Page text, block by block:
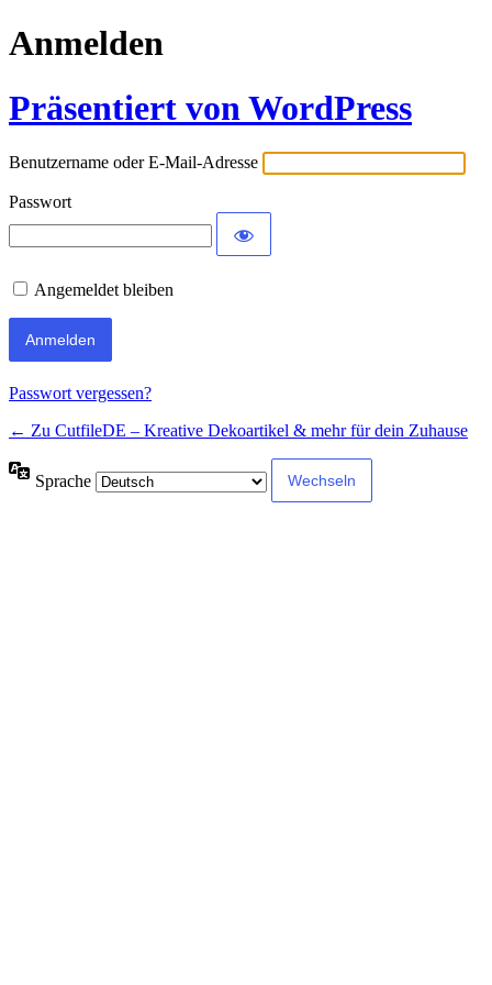
Anmelden
Präsentiert von WordPress
Benutzername oder E-Mail-Adresse
Passwort
Angemeldet bleiben
Passwort vergessen?
← Zu CutfileDE – Kreative Dekoartikel & mehr für dein Zuhause
Sprache